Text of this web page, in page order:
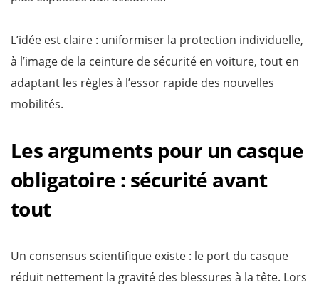
L’idée est claire : uniformiser la protection individuelle,
à l’image de la ceinture de sécurité en voiture, tout en
adaptant les règles à l’essor rapide des nouvelles
mobilités.
Les arguments pour un casque
obligatoire : sécurité avant
tout
Un consensus scientifique existe : le port du casque
réduit nettement la gravité des blessures à la tête. Lors